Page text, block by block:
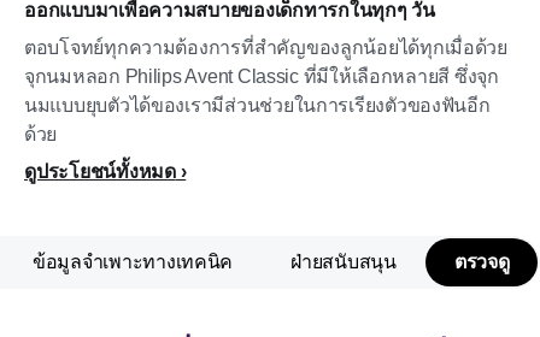
ออกแบบมาเพื่อความสบายของเด็กทารกในทุกๆ วัน
ตอบโจทย์ทุกความต้องการที่สำคัญของลูกน้อยได้ทุกเมื่อด้วย
จุกนมหลอก Philips Avent Classic ที่มีให้เลือกหลายสี ซึ่งจุก
นมแบบยุบตัวได้ของเรามีส่วนช่วยในการเรียงตัวของฟันอีก
ด้วย
ดูประโยชน์ทั้งหมด
ข้อมูลจำเพาะทางเทคนิค ฝ่ายสนับสนุน ตรวจดู